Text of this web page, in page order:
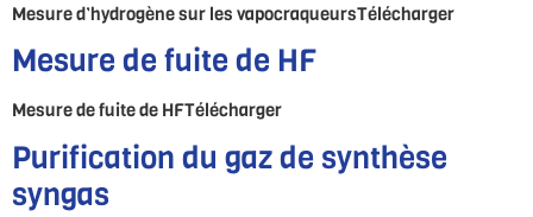
Mesure d’hydrogène sur les vapocraqueursTélécharger
Mesure de fuite de HF
Mesure de fuite de HFTélécharger
Purification du gaz de synthèse
syngas